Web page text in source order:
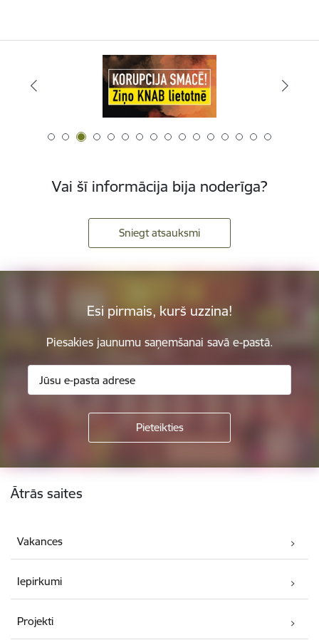
Vai šī informācija bija noderīga?
Sniegt atsauksmi
Esi pirmais, kurš uzzina!
Piesakies jaunumu saņemšanai savā e-pastā.
Kājene
Ātrās saites
Vakances
Iepirkumi
Projekti